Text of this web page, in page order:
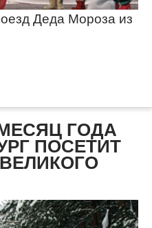
Деда Мороза из
ГОДА
ПОСЕТИТ